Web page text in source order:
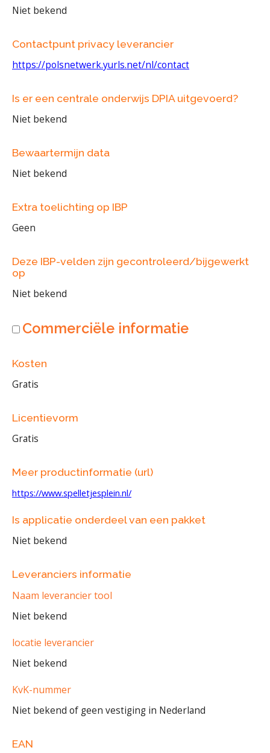
Niet bekend
Contactpunt privacy leverancier
https://polsnetwerk.yurls.net/nl/contact
Is er een centrale onderwijs DPIA uitgevoerd?
Niet bekend
Bewaartermijn data
Niet bekend
Extra toelichting op IBP
Geen
Deze IBP-velden zijn gecontroleerd/bijgewerkt
op
Niet bekend
Commerciële informatie
Kosten
Gratis
Licentievorm
Gratis
Meer productinformatie (url)
https://www.spelletjesplein.nl/
Is applicatie onderdeel van een pakket
Niet bekend
Leveranciers informatie
Naam leverancier tool
Niet bekend
locatie leverancier
Niet bekend
KvK-nummer
Niet bekend of geen vestiging in Nederland
EAN